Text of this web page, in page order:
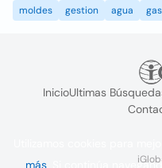
moldes
gestion agua gas
InicioUltimas
más . Si continúa